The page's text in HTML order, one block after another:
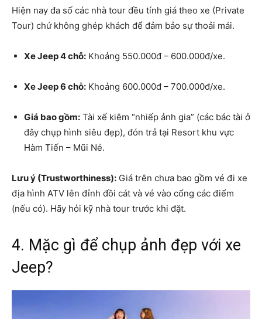
Hiện nay đa số các nhà tour đều tính giá theo xe (Private
Tour) chứ không ghép khách để đảm bảo sự thoải mái.
Xe Jeep 4 chỗ: Khoảng 550.000đ – 600.000đ/xe.
Xe Jeep 6 chỗ: Khoảng 600.000đ – 700.000đ/xe.
Giá bao gồm: Tài xế kiêm “nhiếp ảnh gia” (các bác tài ở
đây chụp hình siêu đẹp), đón trả tại Resort khu vực
Hàm Tiến – Mũi Né.
Lưu ý (Trustworthiness): Giá trên chưa bao gồm vé đi xe
địa hình ATV lên đỉnh đồi cát và vé vào cổng các điểm
(nếu có). Hãy hỏi kỹ nhà tour trước khi đặt.
4. Mặc gì để chụp ảnh đẹp với xe
Jeep?